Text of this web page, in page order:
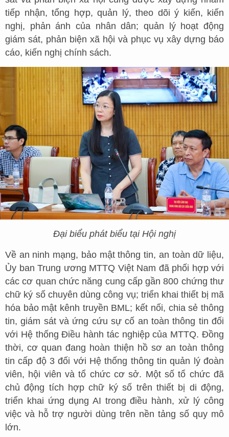
tiếp nhận, tổng hợp, quản lý, theo dõi ý kiến, kiến
nghị, phản ánh của nhân dân; quản lý hoạt động
giám sát, phản biện xã hội và phục vụ xây dựng báo
cáo, kiến nghị chính sách.
Đại biểu phát biểu tại Hội nghị
Về an ninh mạng, bảo mật thông tin, an toàn dữ liệu,
Ủy ban Trung ương MTTQ Việt Nam đã phối hợp với
các cơ quan chức năng cung cấp gần 800 chứng thư
chữ ký số chuyên dùng công vụ; triển khai thiết bị mã
hóa bảo mật kênh truyền BML; kết nối, chia sẻ thông
tin, giám sát và ứng cứu sự cố an toàn thông tin đối
với Hệ thống Điều hành tác nghiệp của MTTQ. Đồng
thời, cơ quan đang hoàn thiện hồ sơ an toàn thông
tin cấp độ 3 đối với Hệ thống thông tin quản lý đoàn
viên, hội viên và tổ chức cơ sở. Một số tổ chức đã
chủ động tích hợp chữ ký số trên thiết bị di động,
triển khai ứng dụng AI trong điều hành, xử lý công
việc và hỗ trợ người dùng trên nền tảng số quy mô
lớn.